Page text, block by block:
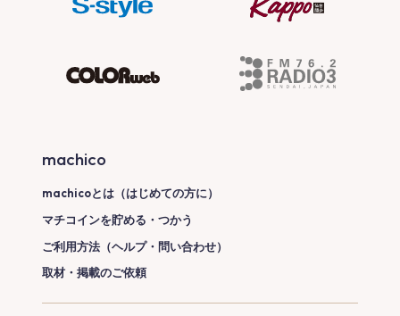
machico
machicoとは（はじめての方に）
マチコインを貯める・つかう
ご利用方法（ヘルプ・問い合わせ）
取材・掲載のご依頼